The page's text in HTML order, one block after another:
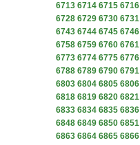
6713 6714 6715 6716
6728 6729 6730 6731
6743 6744 6745 6746
6758 6759 6760 6761
6773 6774 6775 6776
6788 6789 6790 6791
6803 6804 6805 6806
6818 6819 6820 6821
6833 6834 6835 6836
6848 6849 6850 6851
6863 6864 6865 6866